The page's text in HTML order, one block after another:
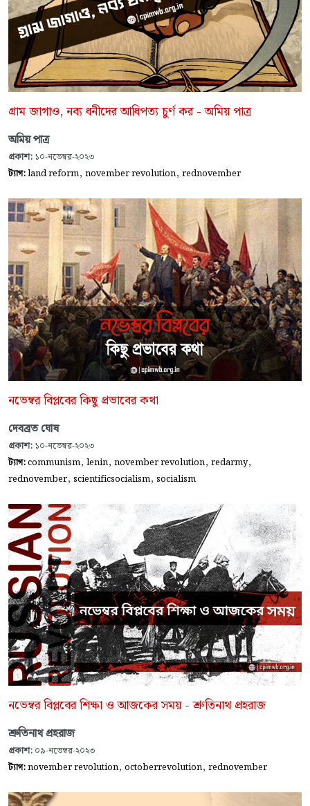
গ্রাম জাগাও, নব্য ধনীদের আধিপত্য চুর্ণ কর - অমিয় পাত্র
অমিয় পাত্র
প্রকাশ: ১০-নভেম্বর-২০২৩
ট্যাগ:land reform, november revolution, rednovember
নভেম্বর বিপ্লবের কিছু প্রভাবের কথা
দেবব্রত ঘোষ
প্রকাশ: ১০-নভেম্বর-২০২৩
ট্যাগ:communism, lenin, november revolution, redarmy,
rednovember, scientificsocialism, socialism
নভেম্বর বিপ্লবের শিক্ষা ও আজকের সময় - শ্রুতিনাথ প্রহরাজ
শ্রুতিনাথ প্রহরাজ
প্রকাশ: ০৯-নভেম্বর-২০২৩
ট্যাগ:november revolution, octoberrevolution, rednovember